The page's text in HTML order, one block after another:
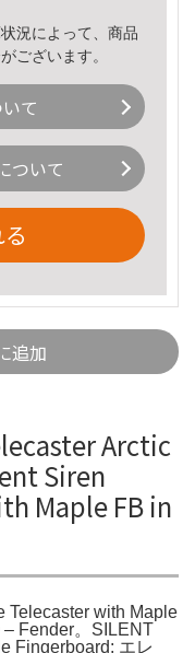
況によって、商品
ございます。
て
ついて
追加
Arctic
Siren
Maple FB in
Telecaster with Maple
Fender。SILENT
Fingerboard: エレ